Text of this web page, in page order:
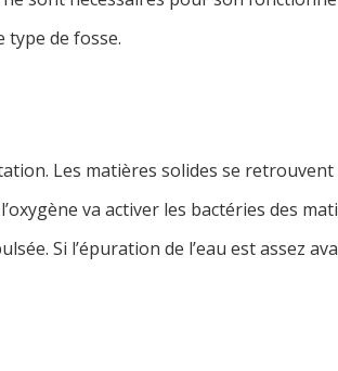
type de fosse.
Les matières solides se
va activer les bactéries des
Si l’épuration de l’eau est assez